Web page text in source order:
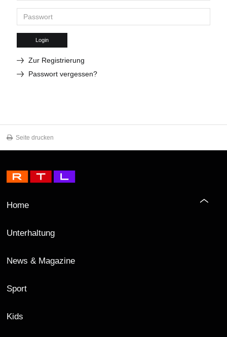
Login
Zur Registrierung
Passwort vergessen?
Seite drucken
Home
Unterhaltung
News & Magazine
Sport
Kids